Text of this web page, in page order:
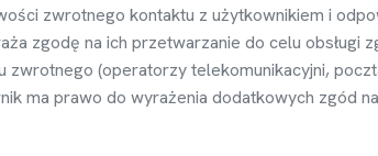
ści zwrotnego kontaktu z użytkownikiem i
ża zgodę na ich przetwarzanie do celu obsługi
zwrotnego (operatorzy telekomunikacyjni,
ma prawo do wyrażenia dodatkowych zgód